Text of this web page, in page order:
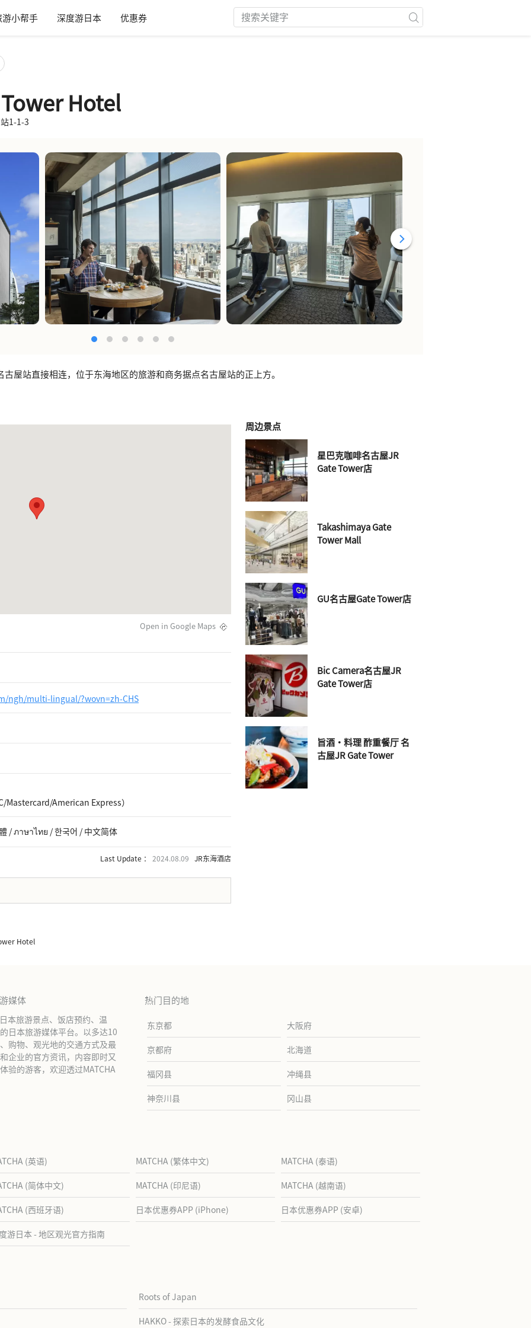
游小帮手 深度游日本 优惠券
Hotel
1-1-3
古屋站直接相连，位于东海地区的旅游和商务据点名古屋站的正上方。
Open in Google Maps
ngh/multi-lingual/?wovn=zh-CHS
Mastercard/American Express）
/ ภาษาไทย / 한국어 / 中文简体
Last Update ： 2024.08.09 JR东海酒店
周边景点
星巴克咖啡名古屋JR
Gate Tower店
Takashimaya Gate
Tower Mall
GU名古屋Gate Tower店
Bic Camera名古屋JR
Gate Tower店
旨酒・料理 酢重餐厅 名
古屋JR Gate Tower
Hotel
媒体
本旅游景点、饭店预约、温
日本旅游媒体平台。以多达10
购物、观光地的交通方式及最
企业的官方资讯，内容即时又
验的游客，欢迎透过MATCHA
热门目的地
东京都 大阪府
京都府 北海道
福冈县 冲绳县
神奈川县 冈山县
(英语) MATCHA (繁体中文) MATCHA (泰语)
(简体中文) MATCHA (印尼语) MATCHA (越南语)
(西班牙语) 日本优惠券APP (iPhone) 日本优惠券APP (安卓)
游日本 - 地区观光官方指南
Roots of Japan
HAKKO - 探索日本的发酵食品文化